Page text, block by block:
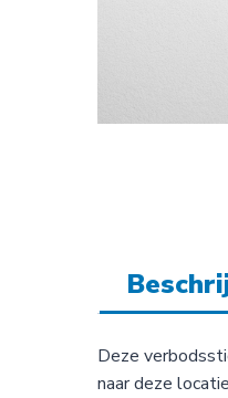
Deze
naar deze